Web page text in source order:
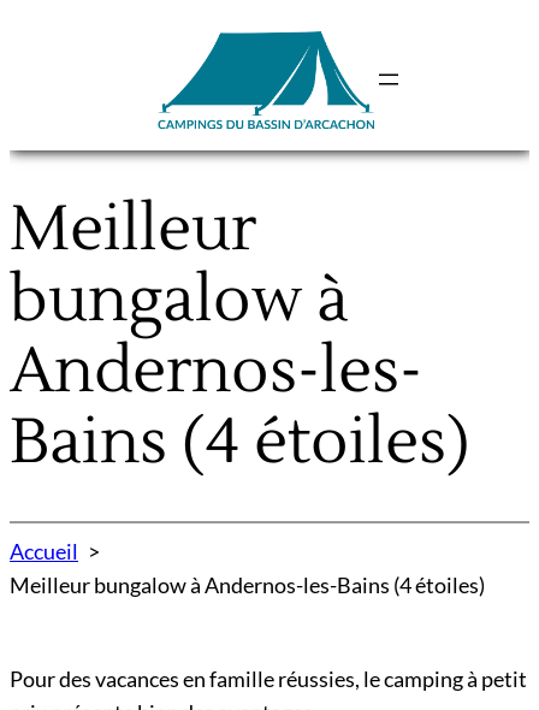
Meilleur
bungalow à
Andernos-les-
Bains (4 étoiles)
Accueil
Meilleur bungalow à Andernos-les-Bains (4 étoiles)
Pour des vacances en famille réussies, le camping à petit